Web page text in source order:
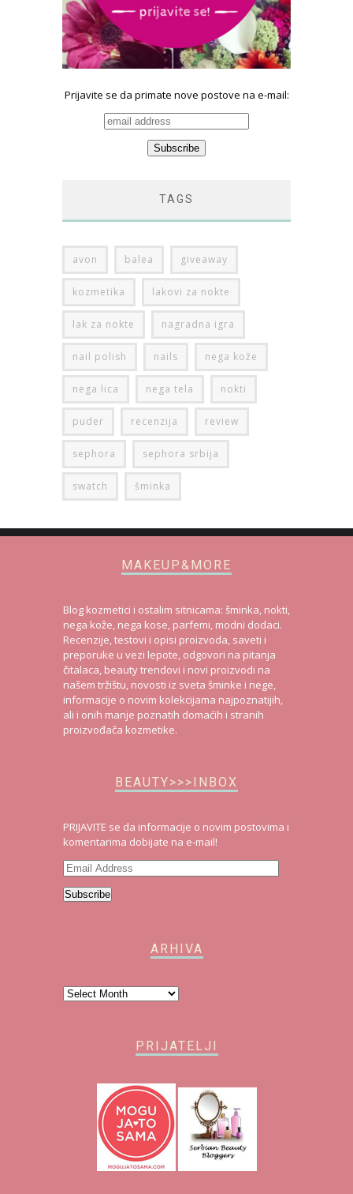
Prijavite se da primate nove postove na e-mail:
TAGS
avon balea giveaway
kozmetika lakovi za nokte
lak za nokte nagradna igra
nail polish nails nega kože
nega lica nega tela nokti
puder recenzija review
sephora sephora srbija
swatch šminka
MAKEUP&MORE
Blog kozmetici i ostalim sitnicama: šminka, nokti,
nega kože, nega kose, parfemi, modni dodaci.
Recenzije, testovi i opisi proizvoda, saveti i
preporuke u vezi lepote, odgovori na pitanja
čitalaca, beauty trendovi i novi proizvodi na
našem tržištu, novosti iz sveta šminke i nege,
informacije o novim kolekcijama najpoznatijih,
ali i onih manje poznatih domaćih i stranih
proizvođača kozmetike.
BEAUTY>>>INBOX
PRIJAVITE se da informacije o novim postovima i
komentarima dobijate na e-mail!
Email
Subscribe
ARHIVA
Arhiva
PRIJATELJI